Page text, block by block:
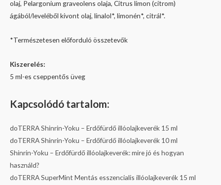
olaj, Pelargonium graveolens olaja, Citrus limon (citrom)
ágából/leveléből kivont olaj, linalol*, limonén*, citrál*.
*Természetesen előforduló összetevők
Kiszerelés:
5 ml-es cseppentős üveg
Kapcsolódó tartalom:
doTERRA Shinrin-Yoku – Erdőfürdő illóolajkeverék 15 ml
doTERRA Shinrin-Yoku – Erdőfürdő illóolajkeverék 10 ml
Shinrin-Yoku – Erdőfürdő illóolajkeverék: mire jó és hogyan
használd?
doTERRA SuperMint Mentás esszencialis illóolajkeverék 15 ml